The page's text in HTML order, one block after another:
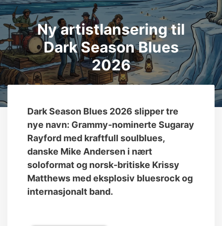
Ny artistlansering til
Dark Season Blues
2026
Dark Season Blues 2026 slipper tre
nye navn: Grammy-nominerte Sugaray
Rayford med kraftfull soulblues,
danske Mike Andersen i nært
soloformat og norsk-britiske Krissy
Matthews med eksplosiv bluesrock og
internasjonalt band.